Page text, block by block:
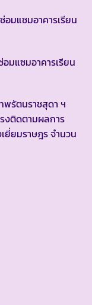
มแซมอาคารเรียน
มแซมอาคารเรียน
พรัตนราชสุดา ฯ
งติดตามผลการ
ยี่ยมราษฎร จำนวน